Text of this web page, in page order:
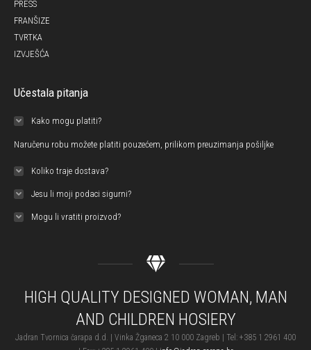
PRESS
FRANŠIZE
TVRTKA
IZVJEŠĆA
Učestala pitanja
Kako mogu platiti?
Naručenu robu možete platiti pouzećem, prilikom preuzimanja pošiljke
Koliko traje dostava?
Jesu li moji podaci sigurni?
Mogu li vratiti proizvod?
HIGH QUALITY DESIGNED WOMAN, MAN
AND CHILDREN HOSIERY
Jadran Tvornica čarapa d.d. | Vinka Žganeca 2 10 000 Zagreb | Tel: +385 1 2961 400